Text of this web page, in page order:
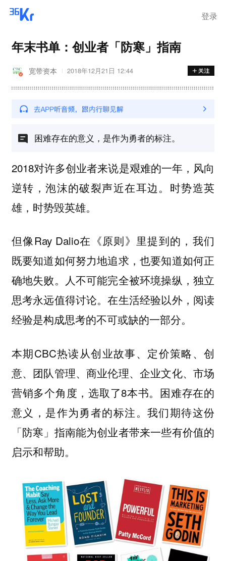
登录
年末书单：创业者「防寒」指南
宽带资本 2018年12月21日 12:44
困难存在的意义，是作为勇者的标注。
2018对许多创业者来说是艰难的一年，风向
逆转，泡沫的破裂声近在耳边。时势造英
雄，时势毁英雄。
但像Ray Dalio在《原则》里提到的，我们
既要知道如何努力地追求，也要知道如何正
确地失败。人不可能完全被环境操纵，独立
思考永远值得讨论。在生活经验以外，阅读
经验是构成思考的不可或缺的一部分。
本期CBC热读从创业故事、定价策略、创
意、团队管理、商业伦理、企业文化、市场
营销多个角度，选取了8本书。困难存在的
意义，是作为勇者的标注。我们期待这份
「防寒」指南能为创业者带来一些有价值的
启示和帮助。